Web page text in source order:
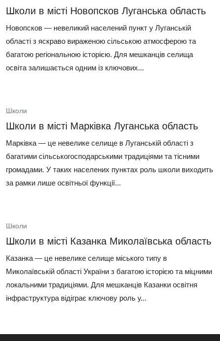
Школи в місті Новопсков Луганська область
Новопсков — невеликий населений пункт у Луганській
області з яскраво вираженою сільською атмосферою та
багатою регіональною історією. Для мешканців селища
освіта залишається одним із ключових...
Школи
Школи в місті Марківка Луганська область
Марківка — це невелике селище в Луганській області з
багатими сільськогосподарськими традиціями та тісними
громадами. У таких населених пунктах роль школи виходить
за рамки лише освітньої функції...
Школи
Школи в місті Казанка Миколаївська область
Казанка — це невелике селище міського типу в
Миколаївській області України з багатою історією та міцними
локальними традиціями. Для мешканців Казанки освітня
інфраструктура відіграє ключову роль у...